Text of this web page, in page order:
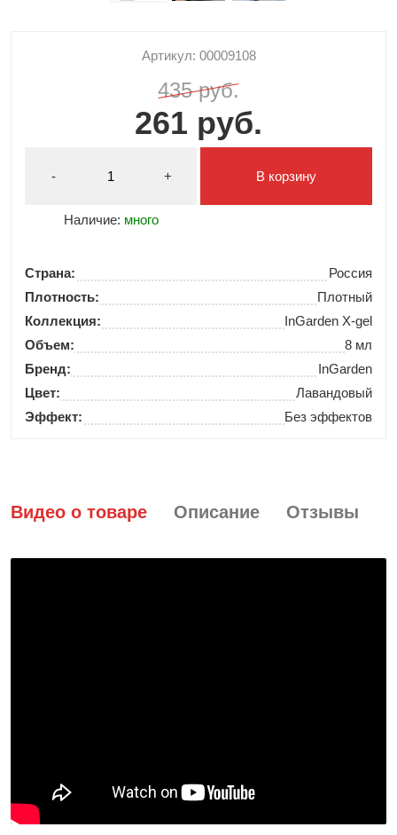
Артикул: 00009108
435 руб.
261 руб.
- +
Наличие: много
В корзину
Страна:
Россия
Плотность:
Плотный
Коллекция:
InGarden X-gel
Объем:
8 мл
Бренд:
InGarden
Цвет:
Лавандовый
Эффект:
Без эффектов
Видео о товаре Описание Отзывы